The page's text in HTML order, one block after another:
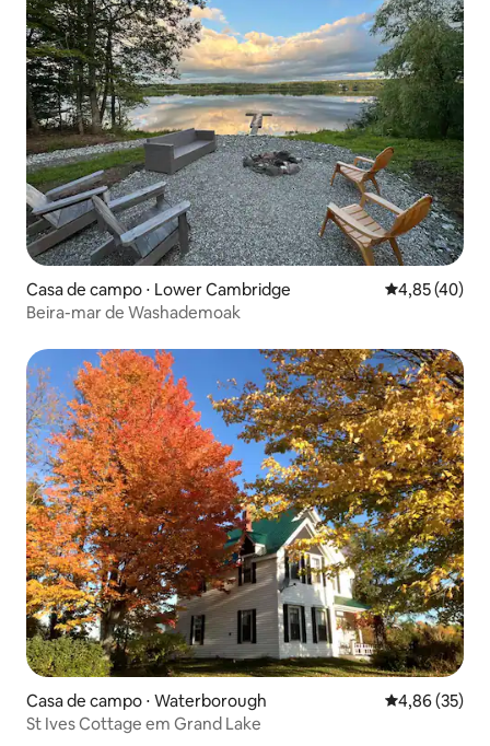
Casa de campo ⋅ Lower Cambridge 4,85 de uma
4,85 (40)
Beira-mar de Washademoak
Casa de campo ⋅ Waterborough 4,86 de uma
4,86 (35)
St Ives Cottage em Grand Lake